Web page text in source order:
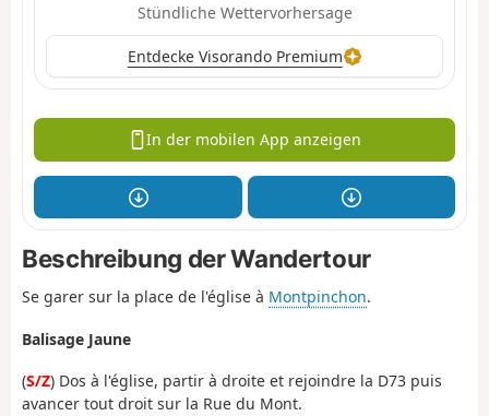
Stündliche Wettervorhersage
Entdecke Visorando Premium
In der mobilen App anzeigen
Beschreibung der Wandertour
Se garer sur la place de l'église à Montpinchon.
Balisage Jaune
(S/Z) Dos à l'église, partir à droite et rejoindre la D73 puis
avancer tout droit sur la Rue du Mont.